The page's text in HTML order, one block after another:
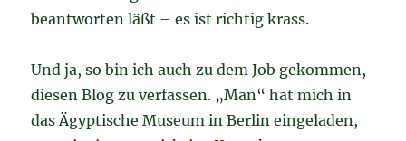
beantworten läßt – es ist richtig krass.
Und ja, so bin ich auch zu dem Job gekommen,
diesen Blog zu verfassen. „Man“ hat mich in
das Ägyptische Museum in Berlin eingeladen,